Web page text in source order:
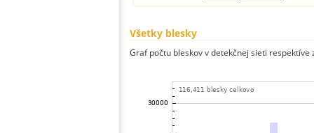
Všetky blesky
Graf počtu bleskov v detekčnej sieti respektíve